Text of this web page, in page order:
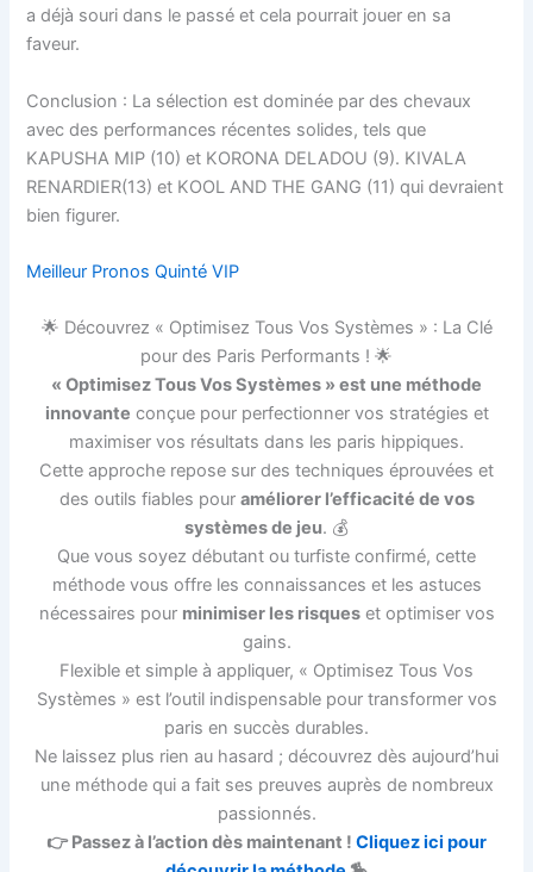
a déjà souri dans le passé et cela pourrait jouer en sa
faveur.
Conclusion : La sélection est dominée par des chevaux
avec des performances récentes solides, tels que
KAPUSHA MIP (10) et KORONA DELADOU (9). KIVALA
RENARDIER(13) et KOOL AND THE GANG (11) qui devraient
bien figurer.
Meilleur Pronos Quinté VIP
🌟 Découvrez « Optimisez Tous Vos Systèmes » : La Clé
pour des Paris Performants ! 🌟
« Optimisez Tous Vos Systèmes » est une méthode
innovante conçue pour perfectionner vos stratégies et
maximiser vos résultats dans les paris hippiques.
Cette approche repose sur des techniques éprouvées et
des outils fiables pour améliorer l’efficacité de vos
systèmes de jeu. 💰
Que vous soyez débutant ou turfiste confirmé, cette
méthode vous offre les connaissances et les astuces
nécessaires pour minimiser les risqueset optimiser vos
gains.
Flexible et simple à appliquer, « Optimisez Tous Vos
Systèmes » est l’outil indispensable pour transformer vos
paris en succès durables.
Ne laissez plus rien au hasard ; découvrez dès aujourd’hui
une méthode qui a fait ses preuves auprès de nombreux
passionnés.
👉 Passez à l’action dès maintenant ! Cliquez ici pour